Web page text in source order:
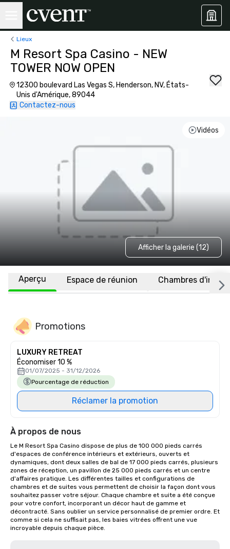
Lieux
M Resort Spa Casino - NEW
TOWER NOW OPEN
12300 boulevard Las Vegas S, Henderson, NV, États-
Unis d'Amérique, 89044
Contactez-nous
Vidéos
Afficher la galerie (12)
Aperçu Espace de réunion Chambres
Promotions
LUXURY RETREAT
Économiser 10 %
01/07/2025 - 31/12/2026
Pourcentage de réduction
Réclamer la promotion
À propos de nous
Le M Resort Spa Casino dispose de plus de 100 000 pieds carrés
d'espaces de conférence intérieurs et extérieurs, ouverts et
dynamiques, dont deux salles de bal de 17 000 pieds carrés, plusieurs
zones de réception, un pavillon de 25 000 pieds carrés et un centre
d'affaires pratique. Les différentes tailles et configurations de
chambres et de suites vous permettent de choisir la façon dont vous
souhaitez passer votre séjour. Chaque chambre et suite a été conçue
pour votre confort, incorporant un décor haut de gamme et
décontracté. Sans oublier un service personnalisé de premier ordre. Et
comme si cela ne suffisait pas, les baies vitrées offrent une vue
incroyable depuis chaque pièce.